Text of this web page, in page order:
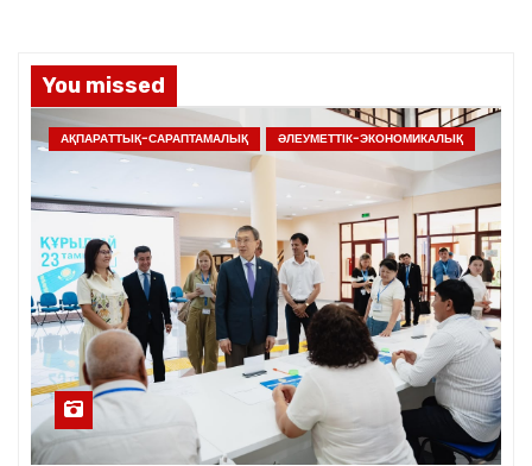
You missed
АҚПАРАТТЫҚ-САРАПТАМАЛЫҚ ӘЛЕУМЕТТІК-ЭКОНОМИКАЛЫҚ